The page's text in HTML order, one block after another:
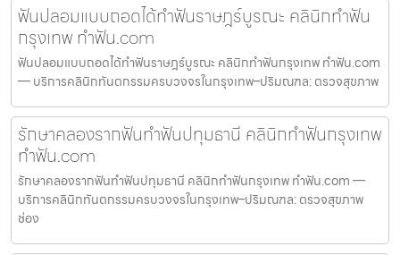
ฟันปลอมแบบถอดได้ทำฟันราษฎร์บูรณะ คลินิกทำฟัน
กรุงเทพ ทำฟัน.com
ฟันปลอมแบบถอดได้ทำฟันราษฎร์บูรณะ คลินิกทำฟันกรุงเทพ ทำฟัน.com
— บริการคลินิกทันตกรรมครบวงจรในกรุงเทพ–ปริมณฑล: ตรวจสุขภาพ
รักษาคลองรากฟันทำฟันปทุมธานี คลินิกทำฟันกรุงเทพ
ทำฟัน.com
รักษาคลองรากฟันทำฟันปทุมธานี คลินิกทำฟันกรุงเทพ ทำฟัน.com —
บริการคลินิกทันตกรรมครบวงจรในกรุงเทพ–ปริมณฑล: ตรวจสุขภาพ
ช่อง